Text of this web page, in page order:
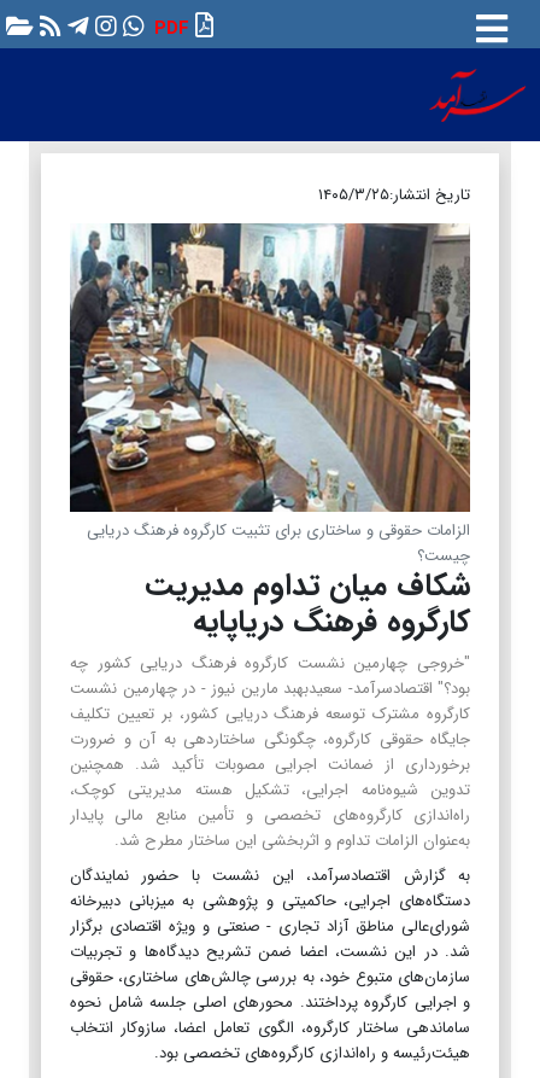
PDF
تاریخ انتشار:۱۴۰۵/۳/۲۵
الزامات حقوقی و ساختاری برای تثبیت کارگروه فرهنگ دریایی
چیست؟
شکاف میان تداوم مدیریت
کارگروه فرهنگ دریاپایه
"خروجی چهارمین نشست کارگروه فرهنگ دریایی کشور چه
بود؟" اقتصادسرآمد- سعیدبهبد مارین نیوز - در چهارمین نشست
کارگروه مشترک توسعه فرهنگ دریایی کشور، بر تعیین تکلیف
جایگاه حقوقی کارگروه، چگونگی ساختاردهی به آن و ضرورت
برخورداری از ضمانت اجرایی مصوبات تأکید شد. همچنین
تدوین شیوه‌نامه اجرایی، تشکیل هسته مدیریتی کوچک،
راه‌اندازی کارگروه‌های تخصصی و تأمین منابع مالی پایدار
به‌عنوان الزامات تداوم و اثربخشی این ساختار مطرح شد.
به گزارش اقتصادسرآمد، این نشست با حضور نمایندگان
دستگاه‌های اجرایی، حاکمیتی و پژوهشی به میزبانی دبیرخانه
شورای‌عالی مناطق آزاد تجاری - صنعتی و ویژه اقتصادی برگزار
شد. در این نشست، اعضا ضمن تشریح دیدگاه‌ها و تجربیات
سازمان‌های متبوع خود، به بررسی چالش‌های ساختاری، حقوقی
و اجرایی کارگروه پرداختند. محورهای اصلی جلسه شامل نحوه
ساماندهی ساختار کارگروه، الگوی تعامل اعضا، سازوکار انتخاب
هیئت‌رئیسه و راه‌اندازی کارگروه‌های تخصصی بود.